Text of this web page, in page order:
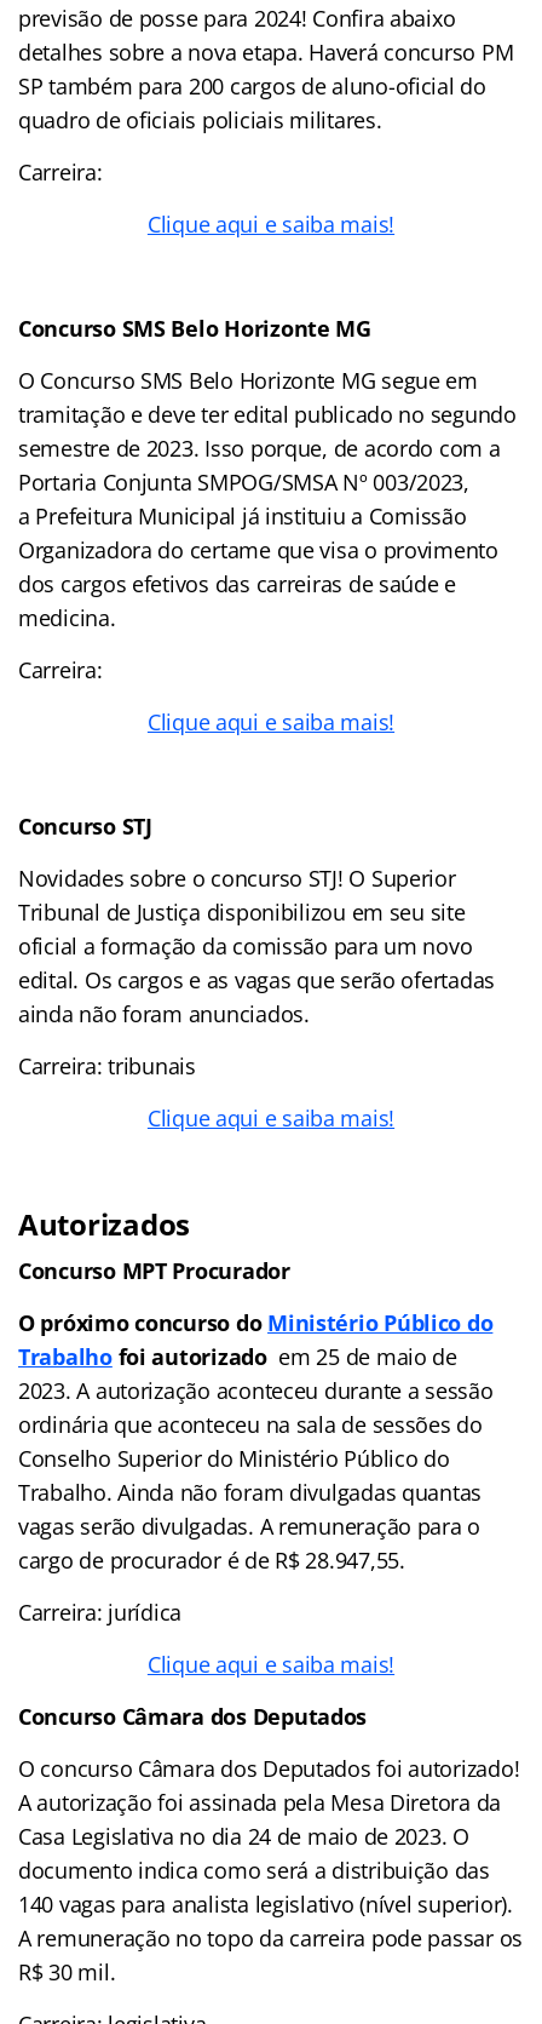
previsão de posse para 2024! Confira abaixo
detalhes sobre a nova etapa. Haverá concurso PM
SP também para 200 cargos de aluno-oficial do
quadro de oficiais policiais militares.
Carreira:
Clique aqui e saiba mais!
Concurso SMS Belo Horizonte MG
O Concurso SMS Belo Horizonte MG segue em
tramitação e deve ter edital publicado no segundo
semestre de 2023. Isso porque, de acordo com a
Portaria Conjunta SMPOG/SMSA Nº 003/2023,
a Prefeitura Municipal já instituiu a Comissão
Organizadora do certame que visa o provimento
dos cargos efetivos das carreiras de saúde e
medicina.
Carreira:
Clique aqui e saiba mais!
Concurso STJ
Novidades sobre o concurso STJ! O Superior
Tribunal de Justiça disponibilizou em seu site
oficial a formação da comissão para um novo
edital. Os cargos e as vagas que serão ofertadas
ainda não foram anunciados.
Carreira: tribunais
Clique aqui e saiba mais!
Autorizados
Concurso MPT Procurador
O próximo concurso do Ministério Público do
Trabalhofoi autorizadoem 25 de maio de
2023. A autorização aconteceu durante a sessão
ordinária que aconteceu na sala de sessões do
Conselho Superior do Ministério Público do
Trabalho. Ainda não foram divulgadas quantas
vagas serão divulgadas. A remuneração para o
cargo de procurador é de R$ 28.947,55.
Carreira: jurídica
Clique aqui e saiba mais!
Concurso Câmara dos Deputados
O concurso Câmara dos Deputados foi autorizado!
A autorização foi assinada pela Mesa Diretora da
Casa Legislativa no dia 24 de maio de 2023. O
documento indica como será a distribuição das
140 vagas para analista legislativo (nível superior).
A remuneração no topo da carreira pode passar os
R$ 30 mil.